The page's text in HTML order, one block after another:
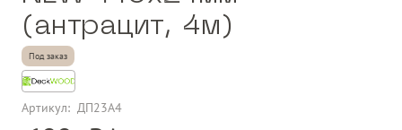
(антрацит, 4м)
Под заказ
Артикул: ДП23А4